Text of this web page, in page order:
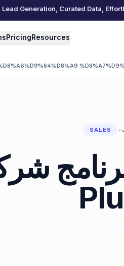
Generation, Curated Data,
PricingResources
SALES •